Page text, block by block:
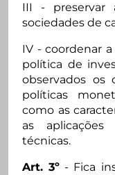
III - preservar
sociedades de
IV - coordenar
política de
observados os
políticas
como as
as
técnicas.
Art. 3º - Fica